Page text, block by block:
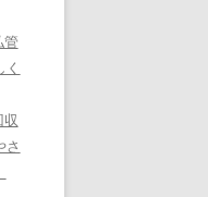
管
収
さ